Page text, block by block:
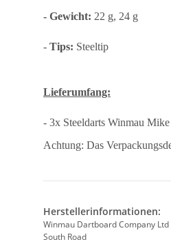
- Gewicht: 22 g, 24 g
- Tips: Steeltip
Lieferumfang:
- 3x Steeldarts Winmau
Achtung: Das
Herstellerinformationen:
Winmau Dartboard Company Ltd
South Road